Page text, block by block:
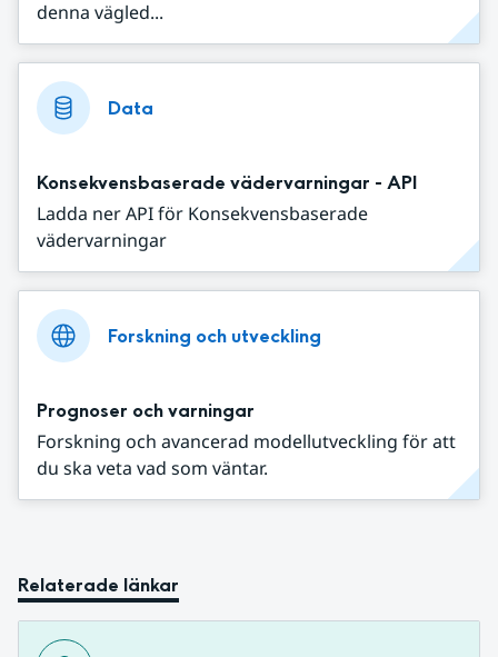
denna vägled...
Data
Konsekvensbaserade vädervarningar - API
Ladda ner API för Konsekvensbaserade
vädervarningar
Forskning och utveckling
Prognoser och varningar
Forskning och avancerad modellutveckling för att
du ska veta vad som väntar.
Relaterade länkar